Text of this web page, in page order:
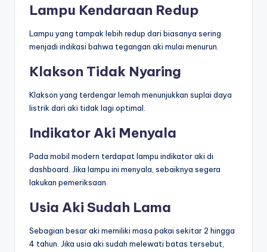
Lampu Kendaraan Redup
Lampu yang tampak lebih redup dari biasanya sering
menjadi indikasi bahwa tegangan aki mulai menurun.
Klakson Tidak Nyaring
Klakson yang terdengar lemah menunjukkan suplai daya
listrik dari aki tidak lagi optimal.
Indikator Aki Menyala
Pada mobil modern terdapat lampu indikator aki di
dashboard. Jika lampu ini menyala, sebaiknya segera
lakukan pemeriksaan.
Usia Aki Sudah Lama
Sebagian besar aki memiliki masa pakai sekitar 2 hingga
4 tahun. Jika usia aki sudah melewati batas tersebut,